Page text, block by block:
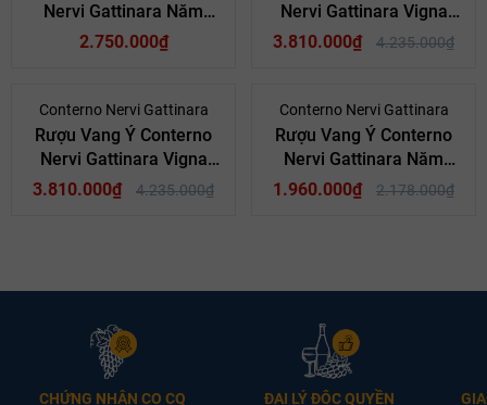
Mã giảm giá:
Điều kiện:
Nervi Gattinara Năm
2018
2.750.000₫
Nervi Gattinara Vigna
Valferana Năm 2016
3.810.000₫ 4.235.000₫
- 10%
Conterno Nervi Gattinara
Rượu Vang Ý Conterno
Nervi Gattinara Vigna
Molsino Năm 2016
3.810.000₫ 4.235.000₫
- 10%
Conterno Nervi Gattinara
Rượu Vang Ý Conterno
Nervi Gattinara Năm
2017
1.960.000₫ 2.178.000₫
CHỨNG NHẬN CO CQ ĐẠI LÝ ĐỘC QUYỀN